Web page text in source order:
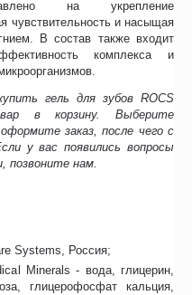
на укрепление
чувствительность и насыщая
В состав также входит
комплекса и
гель для зубов ROCS
в корзину. Выберите
заказ, после чего с
у вас появились вопросы
позвоните нам.
Systems, Россия;
Minerals - вода, глицерин,
глицерофосфат кальция,